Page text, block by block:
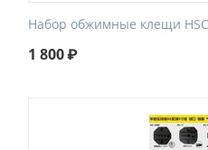
Набор обжимные клещи
1 800₽